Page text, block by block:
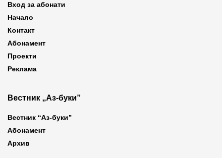
Вход за абонати
Начало
Контакт
Абонамент
Проекти
Реклама
Вестник „Аз-буки”
Вестник “Аз-буки”
Абонамент
Архив